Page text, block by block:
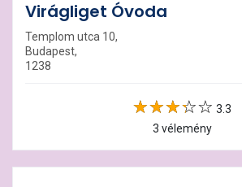
Virágliget Óvoda
Templom utca 10,
Budapest,
1238
3.3
3 vélemény